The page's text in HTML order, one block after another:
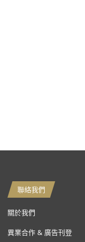
聯絡我們
關於我們
異業合作 & 廣告刊登